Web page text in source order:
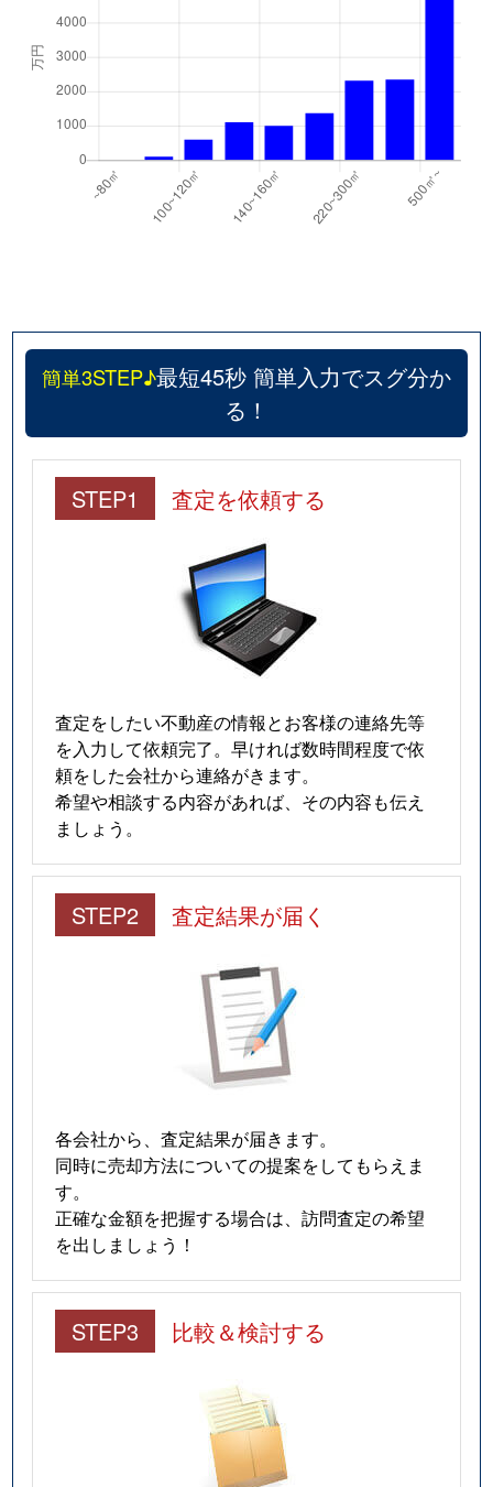
簡単3STEP♪最短45秒 簡単入力でスグ分か
る！
STEP1 査定を依頼する
査定をしたい不動産の情報とお客様の連絡先等
を入力して依頼完了。早ければ数時間程度で依
頼をした会社から連絡がきます。
希望や相談する内容があれば、その内容も伝え
ましょう。
STEP2 査定結果が届く
各会社から、査定結果が届きます。
同時に売却方法についての提案をしてもらえま
す。
正確な金額を把握する場合は、訪問査定の希望
を出しましょう！
STEP3 比較＆検討する